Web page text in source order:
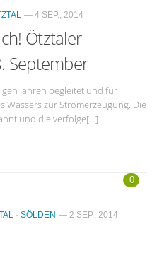
— 4 SEP., 2014
Ötztaler
September
Jahren begleitet und für
Wassers zur Stromerzeugung. Die
und die verfolge[…]
0
· SÖLDEN — 2 SEP., 2014